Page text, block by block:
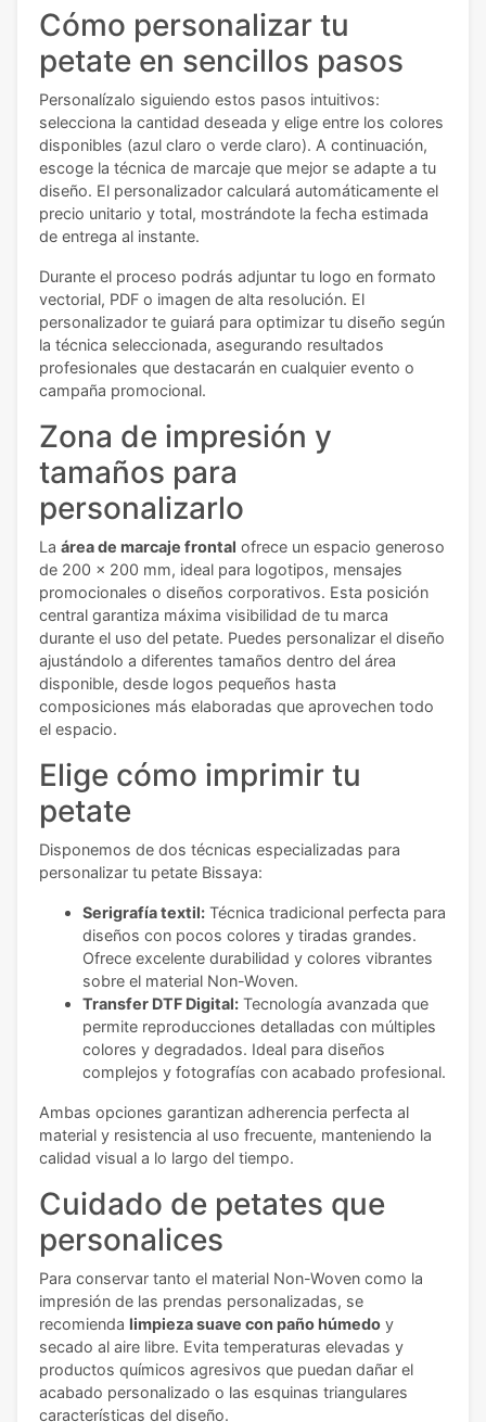
Cómo personalizar tu
petate en sencillos pasos
Personalízalo siguiendo estos pasos intuitivos:
selecciona la cantidad deseada y elige entre los colores
disponibles (azul claro o verde claro). A continuación,
escoge la técnica de marcaje que mejor se adapte a tu
diseño. El personalizador calculará automáticamente el
precio unitario y total, mostrándote la fecha estimada
de entrega al instante.
Durante el proceso podrás adjuntar tu logo en formato
vectorial, PDF o imagen de alta resolución. El
personalizador te guiará para optimizar tu diseño según
la técnica seleccionada, asegurando resultados
profesionales que destacarán en cualquier evento o
campaña promocional.
Zona de impresión y
tamaños para
personalizarlo
La área de marcaje frontal ofrece un espacio generoso
de 200 x 200 mm, ideal para logotipos, mensajes
promocionales o diseños corporativos. Esta posición
central garantiza máxima visibilidad de tu marca
durante el uso del petate. Puedes personalizar el diseño
ajustándolo a diferentes tamaños dentro del área
disponible, desde logos pequeños hasta
composiciones más elaboradas que aprovechen todo
el espacio.
Elige cómo imprimir tu
petate
Disponemos de dos técnicas especializadas para
personalizar tu petate Bissaya:
Serigrafía textil: Técnica tradicional perfecta para
diseños con pocos colores y tiradas grandes.
Ofrece excelente durabilidad y colores vibrantes
sobre el material Non-Woven.
Transfer DTF Digital: Tecnología avanzada que
permite reproducciones detalladas con múltiples
colores y degradados. Ideal para diseños
complejos y fotografías con acabado profesional.
Ambas opciones garantizan adherencia perfecta al
material y resistencia al uso frecuente, manteniendo la
calidad visual a lo largo del tiempo.
Cuidado de petates que
personalices
Para conservar tanto el material Non-Woven como la
impresión de las prendas personalizadas, se
recomienda limpieza suave con paño húmedo y
secado al aire libre. Evita temperaturas elevadas y
productos químicos agresivos que puedan dañar el
acabado personalizado o las esquinas triangulares
características del diseño.